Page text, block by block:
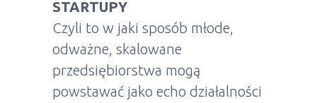
STARTUPY
Czyli to w jaki sposób młode,
odważne, skalowane
przedsiębiorstwa mogą
powstawać jako echo działalności